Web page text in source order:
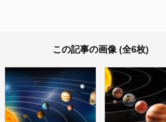
この記事の画像 (全6枚)